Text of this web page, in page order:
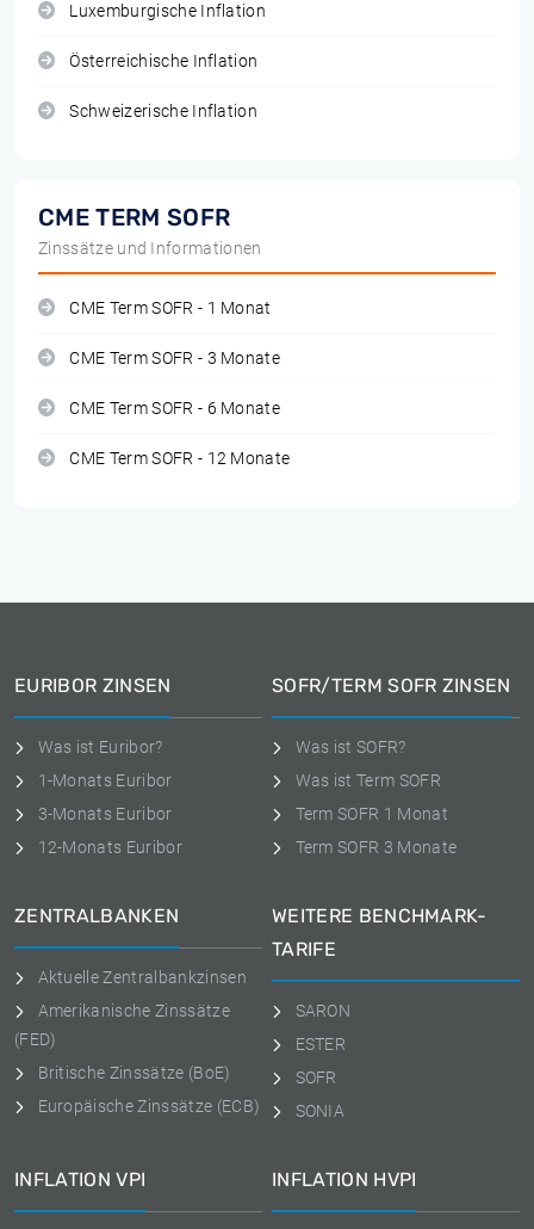
Luxemburgische Inflation
Österreichische Inflation
Schweizerische Inflation
CME TERM SOFR
Zinssätze und Informationen
CME Term SOFR - 1 Monat
CME Term SOFR - 3 Monate
CME Term SOFR - 6 Monate
CME Term SOFR - 12 Monate
EURIBOR ZINSEN
Was ist Euribor?
1-Monats Euribor
3-Monats Euribor
12-Monats Euribor
SOFR/TERM SOFR ZINSEN
Was ist SOFR?
Was ist Term SOFR
Term SOFR 1 Monat
Term SOFR 3 Monate
ZENTRALBANKEN
Aktuelle Zentralbankzinsen
Amerikanische Zinssätze
(FED)
Britische Zinssätze (BoE)
Europäische Zinssätze (ECB)
WEITERE BENCHMARK-
TARIFE
SARON
ESTER
SOFR
SONIA
INFLATION VPI INFLATION HVPI